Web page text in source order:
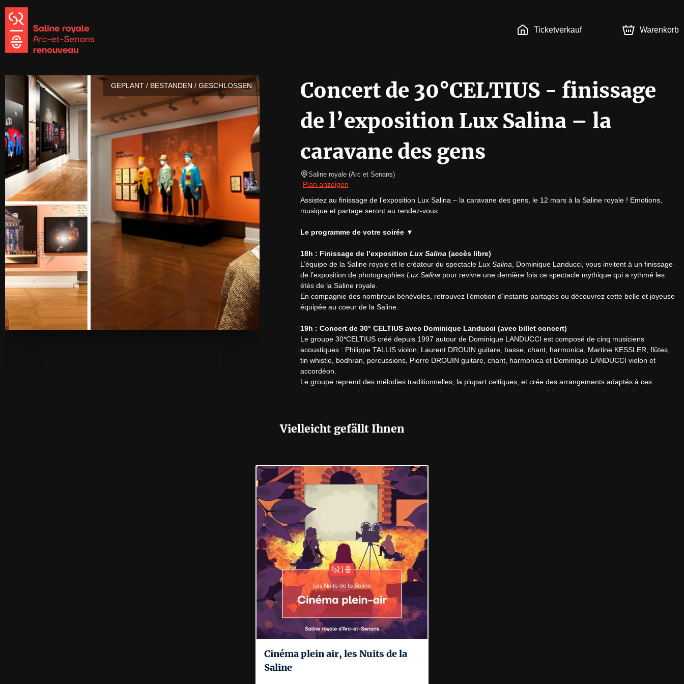
Ticketverkauf Warenkorb
GEPLANT / BESTANDEN / GESCHLOSSEN
Concert de 30°CELTIUS - finissage
de l’exposition Lux Salina – la
caravane des gens
Saline royale (Arc et Senans)
Plan anzeigen
Assistez au finissage de l’exposition Lux Salina – la caravane des gens, le 12 mars à la Saline royale ! Emotions,
musique et partage seront au rendez-vous.
Le programme de votre soirée ▼
18h : Finissage de l’exposition Lux Salina (accès libre)
L’équipe de la Saline royale et le créateur du spectacle Lux Salina , Dominique Landucci, vous invitent à un finissage
de l’exposition de photographies Lux Salina pour revivre une dernière fois ce spectacle mythique qui a rythmé les
étés de la Saline royale.
En compagnie des nombreux bénévoles, retrouvez l’émotion d’instants partagés ou découvrez cette belle et joyeuse
équipée au coeur de la Saline.
19h : Concert de 30° CELTIUS avec Dominique Landucci (avec billet concert)
Le groupe 30*CELTIUS créé depuis 1997 autour de Dominique LANDUCCI est composé de cinq musiciens
acoustiques : Philippe TALLIS violon, Laurent DROUIN guitare, basse, chant, harmonica, Martine KESSLER, flûtes,
tin whistle, bodhran, percussions, Pierre DROUIN guitare, chant, harmonica et Dominique LANDUCCI violon et
accordéon.
Le groupe reprend des mélodies traditionnelles, la plupart celtiques, et crée des arrangements adaptés à ces
instruments. Les 4 instruments à cordes violons et guitares emmenés par la flûte qui traverse les mélodies donnent à
température tout au long de la soirée.
Vielleicht gefällt Ihnen
Cinéma plein air, les Nuits de la
Saline